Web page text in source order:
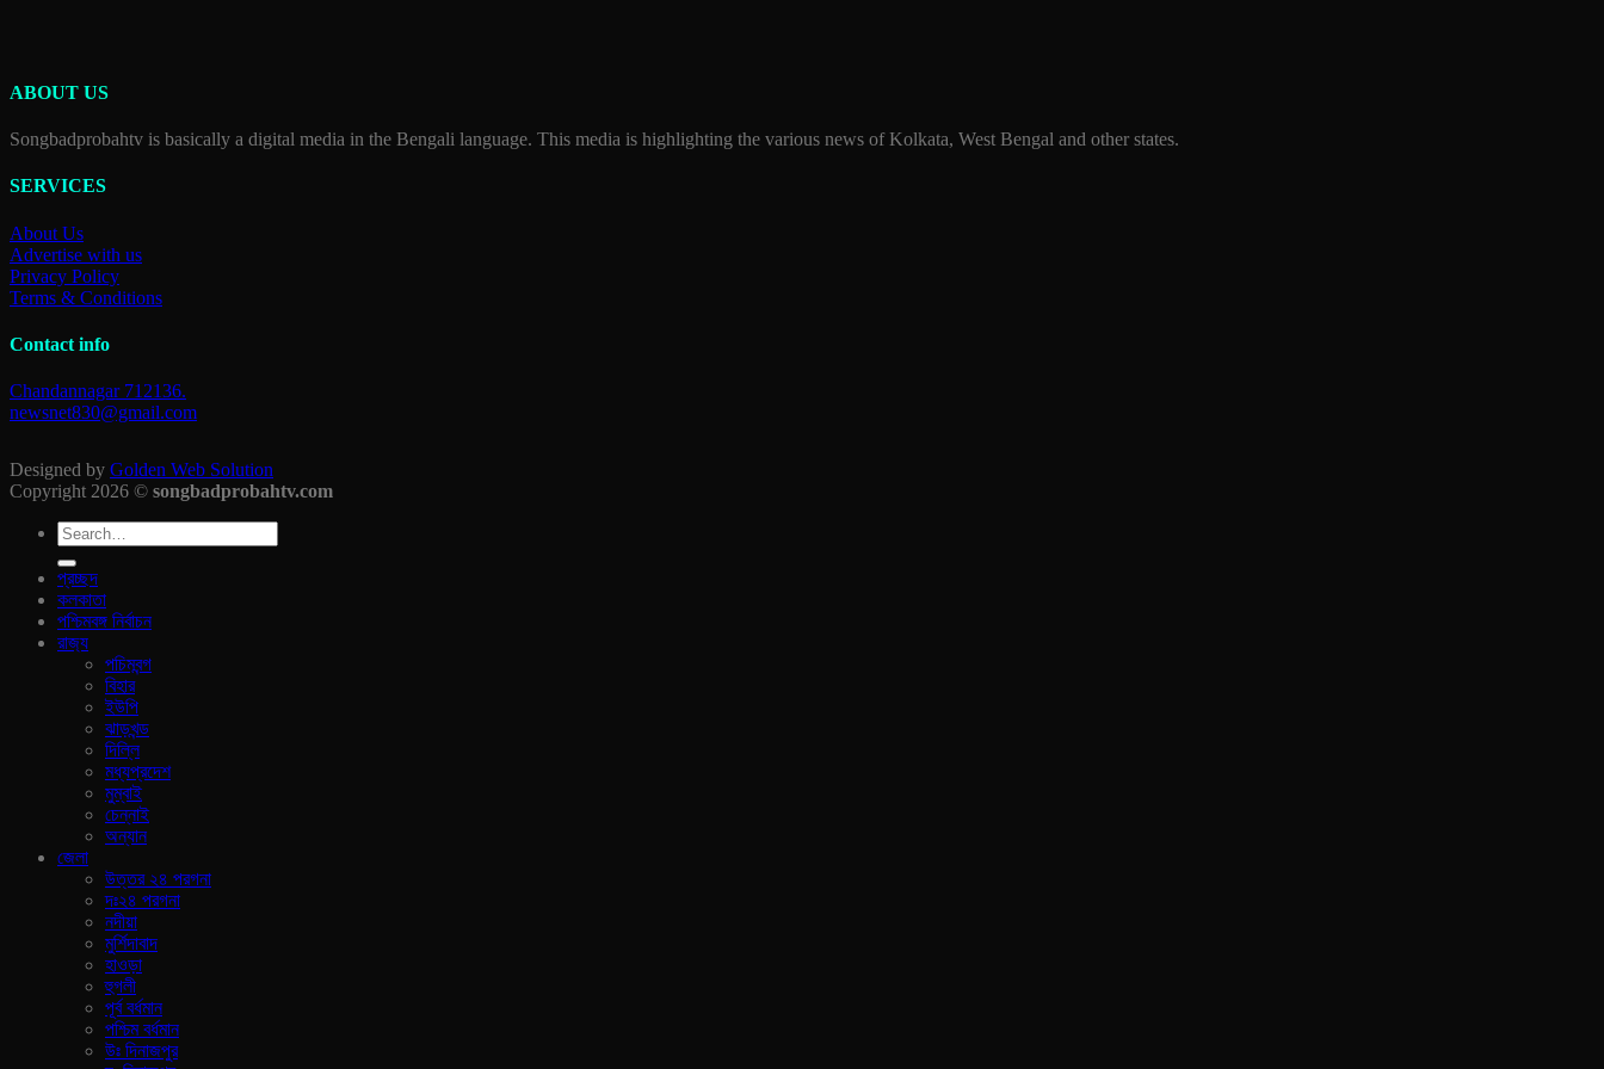
ABOUT US
Songbadprobahtv is basically a digital media in the Bengali language. This media is highlighting the various news of Kolkata, West Bengal and other states.
SERVICES
About Us
Advertise with us
Privacy Policy
Terms & Conditions
Contact info
Chandannagar 712136.
newsnet830@gmail.com
Designed by Golden Web Solution
Copyright 2026 © songbadprobahtv.com
প্রচ্ছদ
কলকাতা
পশ্চিমবঙ্গ নির্বাচন
রাজ‍্য
পচিমবন্গ
বিহার
ইউপি
ঝাড়খন্ড
দিল্লি
মধ্যপ্রদেশ
মুম্বাই
চেন্নাই
অন্যান
জেলা
উত্তর ২৪ পরগনা
দঃ২৪ পরগনা
নদীয়া
মুর্শিদাবাদ
হাওড়া
হুগলী
পূর্ব বর্ধমান
পশ্চিম বর্ধমান
উঃ দিনাজপুর